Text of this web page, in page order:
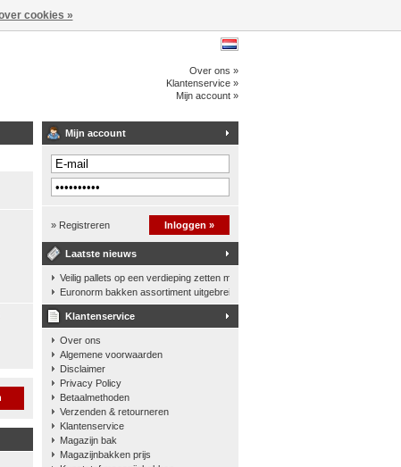
Over ons »
Klantenservice »
Mijn account »
Mijn account
» Registreren Inloggen »
Laatste nieuws
Veilig pallets op een verdieping zetten met een palletkantelhek
Euronorm bakken assortiment uitgebreid
Klantenservice
Over ons
Algemene voorwaarden
Disclaimer
Privacy Policy
Betaalmethoden
Verzenden & retourneren
Klantenservice
Magazijn bak
Magazijnbakken prijs
cookies »